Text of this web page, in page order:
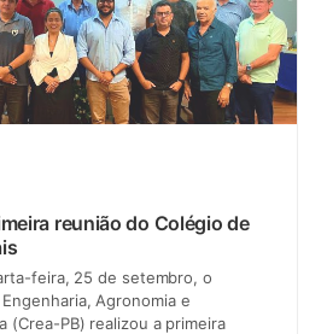
reunião do Colégio de
feira, 25 de setembro, o
Agronomia e
(Crea-PB) realizou a primeira